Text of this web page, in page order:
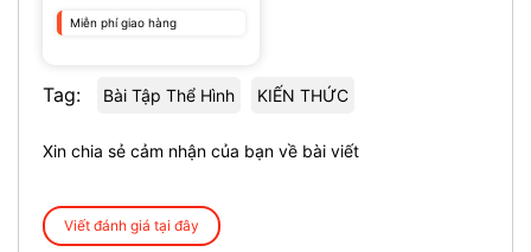
Miễn phí giao hàng
Tag: Bài Tập Thể Hình KIẾN THỨC
Xin chia sẻ cảm nhận của bạn về bài viết
Viết đánh giá tại đây